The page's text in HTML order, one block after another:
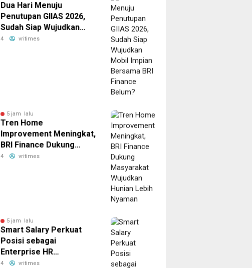
Dua Hari Menuju
Penutupan GIIAS 2026,
Sudah Siap Wujudkan
Mobil Impian Bersama
4 vritimes
5 jam lalu
Tren Home
Improvement Meningkat,
BRI Finance Dukung
Masyarakat Wujudkan
4 vritimes
5 jam lalu
Smart Salary Perkuat
Posisi sebagai
Enterprise HR
Technology Partner di
4 vritimes